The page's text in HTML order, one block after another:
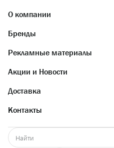
О компании
Бренды
Рекламные материалы
Акции и Новости
Доставка
Контакты